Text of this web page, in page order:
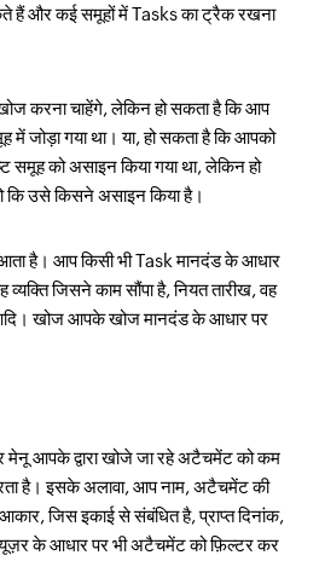
हैं और कई समूहों में Tasks का ट्रैक रखना
करना चाहेंगे, लेकिन हो सकता है कि आप
में जोड़ा गया था। या, हो सकता है कि आपको
समूह को असाइन किया गया था, लेकिन हो
कि उसे किसने असाइन किया है।
है। आप किसी भी Task मानदंड के आधार
जिसने काम सौंपा है, नियत तारीख, वह
खोज आपके खोज मानदंड के आधार पर
आपके द्वारा खोजे जा रहे अटैचमेंट को कम
है। इसके अलावा, आप नाम, अटैचमेंट की
जिस इकाई से संबंधित है, प्राप्त दिनांक,
के आधार पर भी अटैचमेंट को फ़िल्टर कर